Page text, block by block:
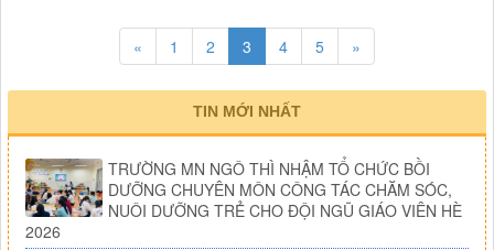
« 1 2 3 4 5 »
TIN MỚI NHẤT
TRƯỜNG MN NGÔ THÌ NHẬM TỔ CHỨC BỒI
DƯỠNG CHUYÊN MÔN CÔNG TÁC CHĂM SÓC,
NUÔI DƯỠNG TRẺ CHO ĐỘI NGŨ GIÁO VIÊN HÈ
2026